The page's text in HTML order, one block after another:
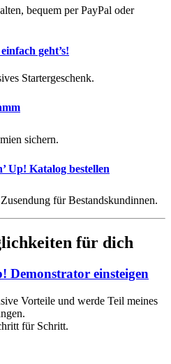
bequem per PayPal oder
geht’s!
Startergeschenk.
sichern.
Up! Katalog bestellen
für Bestandskundinnen.
für dich
Demonstrator einsteigen
Vorteile und werde Teil meines
für Schritt.